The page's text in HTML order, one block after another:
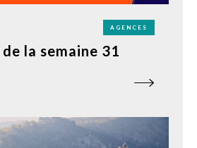
AGENCES
la semaine 31